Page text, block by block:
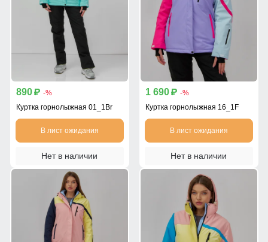
890 p -%
Куртка горнолыжная 01_1Br
В лист ожидания
Нет в наличии
1 690 p -%
Куртка горнолыжная 16_1F
В лист ожидания
Нет в наличии